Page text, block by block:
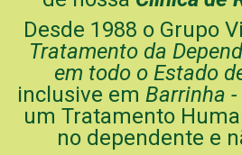
Desde 1988 o Grupo
Tratamento da
em todo o Estado
inclusive em Barrinha -
um Tratamento
no dependente e